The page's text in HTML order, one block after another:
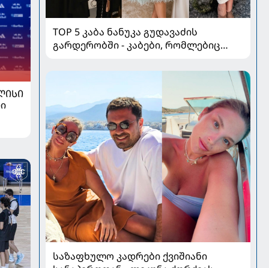
TOP 5 კაბა ნანუკა გუდავაძის
გარდერობში - კაბები, რომლებიც
საზაფხულო კადრები ქვიშიანი